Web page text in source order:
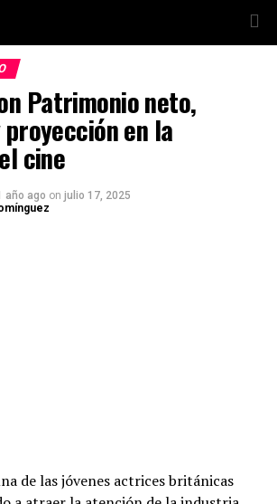
Patrimonio neto,
en la
cine
año ago on julio 17, 2025
de las jóvenes actrices británicas